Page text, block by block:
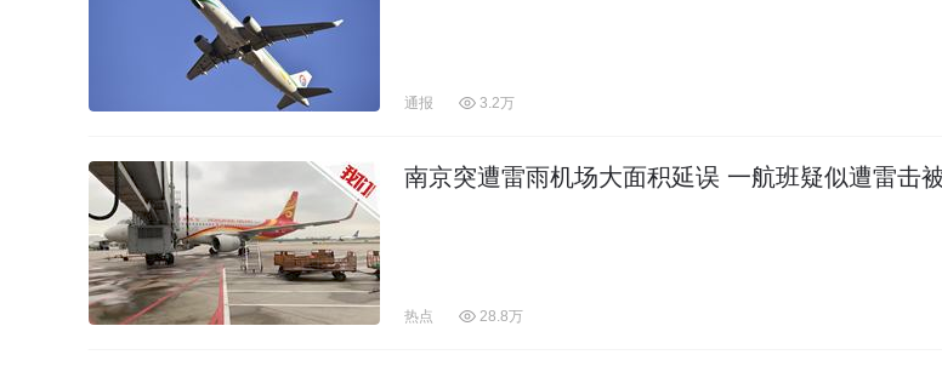
通报 3.2万
南京突遭雷雨机场大面积延误 一航班疑似遭雷击
热点 28.8万